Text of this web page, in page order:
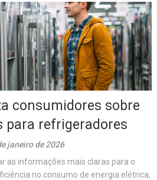
consumidores sobre
para refrigeradores
janeiro de 2026
as informações mais claras para o
no consumo de energia elétrica,